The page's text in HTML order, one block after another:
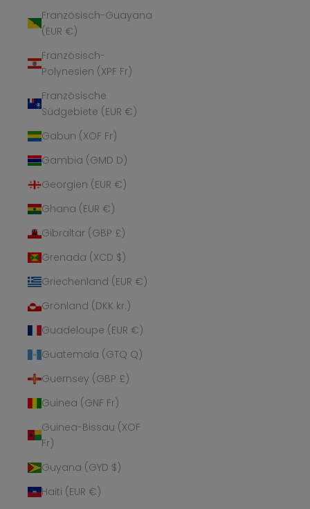
Französisch-Guayana
(EUR €)
Französisch-
Polynesien (XPF Fr)
Französische
Südgebiete (EUR €)
Gabun (XOF Fr)
Gambia (GMD D)
Georgien (EUR €)
Ghana (EUR €)
Gibraltar (GBP £)
Grenada (XCD $)
Griechenland (EUR €)
Grönland (DKK kr.)
Guadeloupe (EUR €)
Guatemala (GTQ Q)
Guernsey (GBP £)
Guinea (GNF Fr)
Guinea-Bissau (XOF
Fr)
Guyana (GYD $)
Haiti (EUR €)